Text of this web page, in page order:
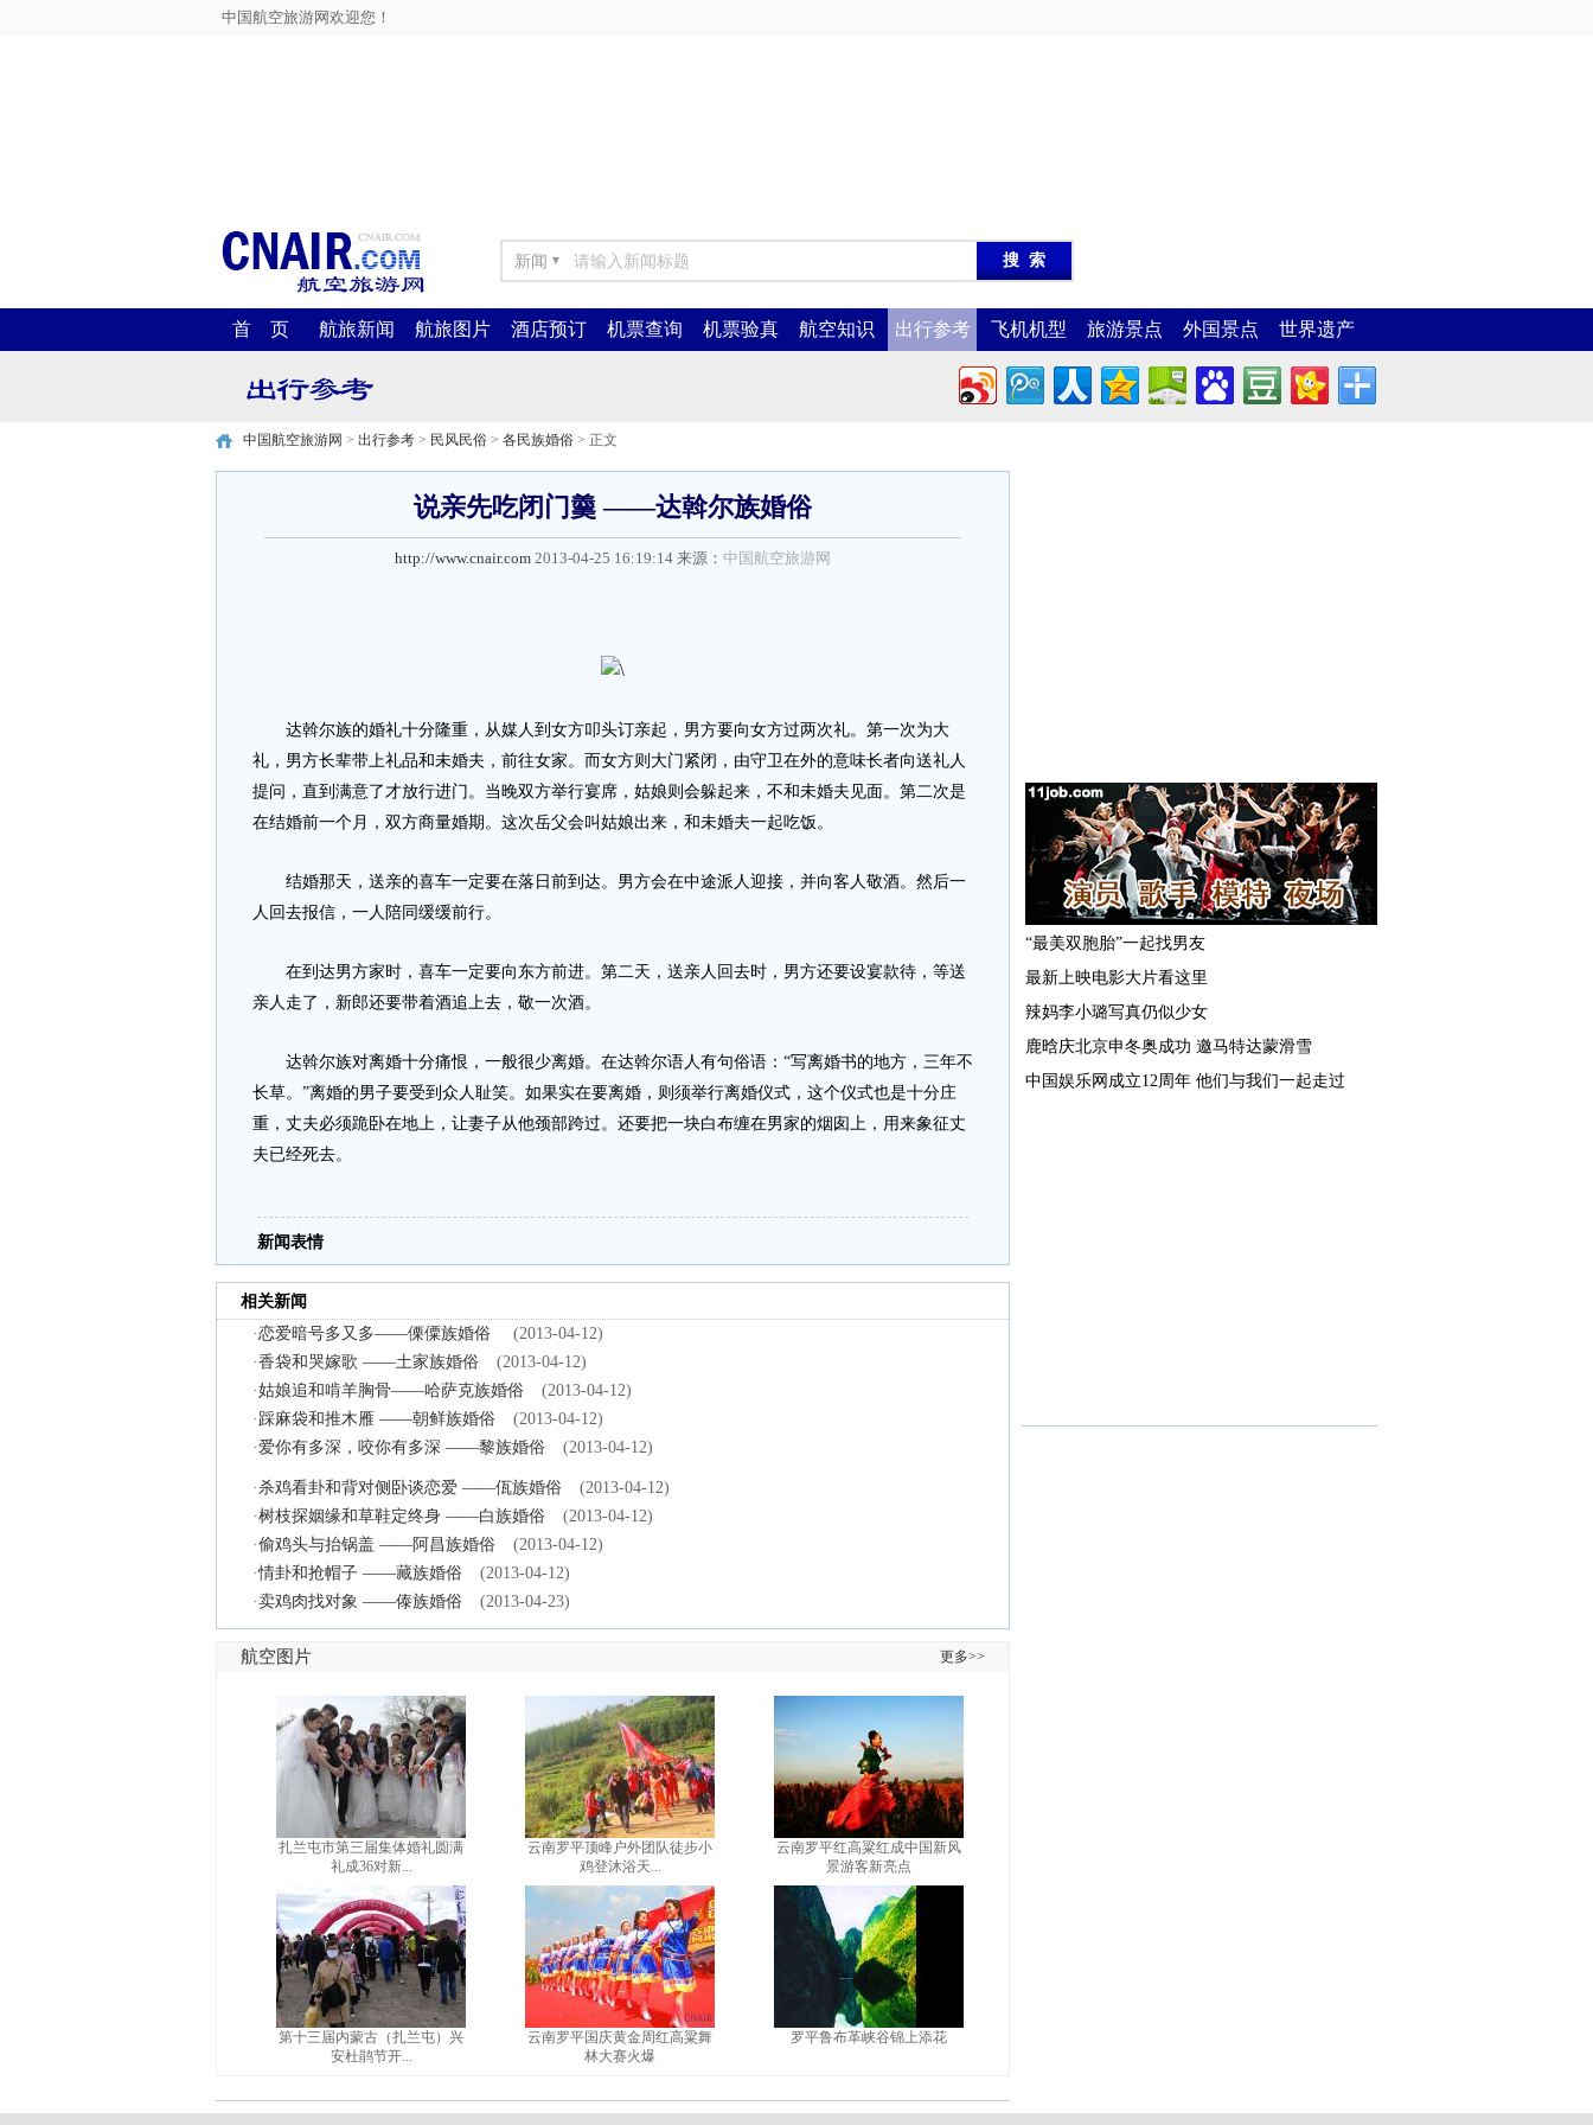
中国航空旅游网欢迎您！
新闻 ▼
首 页 航旅新闻 航旅图片 酒店预订 机票查询 机票验真 航空知识 出行参考 飞机机型 旅游景点 外国景点 世界遗产
中国航空旅游网 > 出行参考 > 民风民俗 > 各民族婚俗 > 正文
说亲先吃闭门羹 ——达斡尔族婚俗
http://www.cnair.com 2013-04-25 16:19:14 来源： 中国航空旅游网
达斡尔族的婚礼十分隆重，从媒人到女方叩头订亲起，男方要向女方过两次礼。第一次为大
礼，男方长辈带上礼品和未婚夫，前往女家。而女方则大门紧闭，由守卫在外的意味长者向送礼人
提问，直到满意了才放行进门。当晚双方举行宴席，姑娘则会躲起来，不和未婚夫见面。第二次是
在结婚前一个月，双方商量婚期。这次岳父会叫姑娘出来，和未婚夫一起吃饭。
结婚那天，送亲的喜车一定要在落日前到达。男方会在中途派人迎接，并向客人敬酒。然后一
人回去报信，一人陪同缓缓前行。
在到达男方家时，喜车一定要向东方前进。第二天，送亲人回去时，男方还要设宴款待，等送
亲人走了，新郎还要带着酒追上去，敬一次酒。
达斡尔族对离婚十分痛恨，一般很少离婚。在达斡尔语人有句俗语：“写离婚书的地方，三年不
长草。”离婚的男子要受到众人耻笑。如果实在要离婚，则须举行离婚仪式，这个仪式也是十分庄
重，丈夫必须跪卧在地上，让妻子从他颈部跨过。还要把一块白布缠在男家的烟囱上，用来象征丈
夫已经死去。
新闻表情
相关新闻
·恋爱暗号多又多——傈僳族婚俗
(2013-04-12)
·香袋和哭嫁歌 ——土家族婚俗
(2013-04-12)
·姑娘追和啃羊胸骨——哈萨克族婚俗
(2013-04-12)
· 踩麻袋和推木雁 ——朝鲜族婚俗
(2013-04-12)
·爱你有多深，咬你有多深 ——黎族婚俗 (2013-04-12)
·杀鸡看卦和背对侧卧谈恋爱 ——佤族婚俗
(2013-04-12)
·树枝探姻缘和草鞋定终身 ——白族婚俗
(2013-04-12)
·偷鸡头与抬锅盖 ——阿昌族婚俗
(2013-04-12)
·情卦和抢帽子 ——藏族婚俗
(2013-04-12)
·卖鸡肉找对象 ——傣族婚俗 (2013-04-23)
航空图片 更多>>
扎兰屯市第三届集体婚礼圆满
礼成36对新...
第十三届内蒙古（扎兰屯）兴
安杜鹃节开...
云南罗平顶峰户外团队徒步小
鸡登沐浴天...
云南罗平国庆黄金周红高粱舞
林大赛火爆
云南罗平红高粱红成中国新风
景游客新亮点
罗平鲁布革峡谷锦上添花